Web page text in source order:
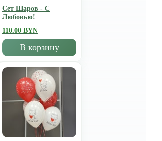
Сет Шаров - С
Любовью!
110.00 BYN
В корзину